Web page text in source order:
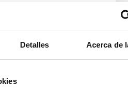
Detalles Acerca de
celestial companion at